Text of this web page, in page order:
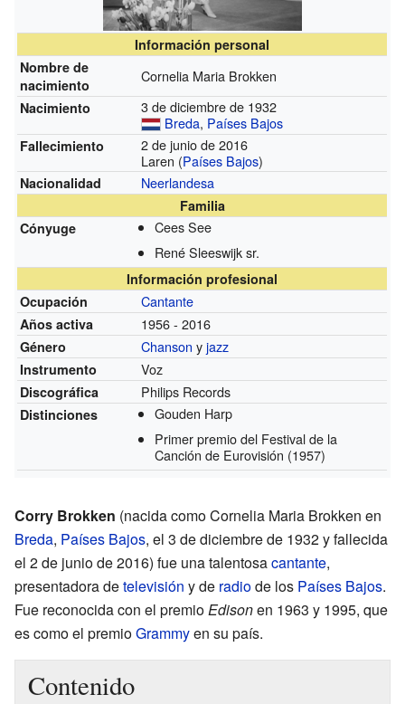
Información personal
Nombre de
nacimiento
Cornelia Maria Brokken
Nacimiento
3 de diciembre de 1932
Breda, Países Bajos
Fallecimiento
2 de junio de 2016
Laren (Países Bajos)
Nacionalidad Neerlandesa
Familia
Cónyuge
Cees See
René Sleeswijk sr.
Información profesional
Ocupación
Cantante
Años activa 1956 - 2016
Género Chanson yjazz
Instrumento Voz
Discográfica Philips Records
Distinciones
Gouden Harp
Primer premio del Festival de la
Canción de Eurovisión (1957)
Corry Brokken (nacida como Cornelia Maria Brokken en
Breda, Países Bajos, el 3 de diciembre de 1932 y fallecida
el 2 de junio de 2016) fue una talentosacantante,
presentadora detelevisión y de radiode los Países Bajos.
Fue reconocida con el premioEdisonen 1963 y 1995, que
es como el premioGrammyen su país.
Contenido